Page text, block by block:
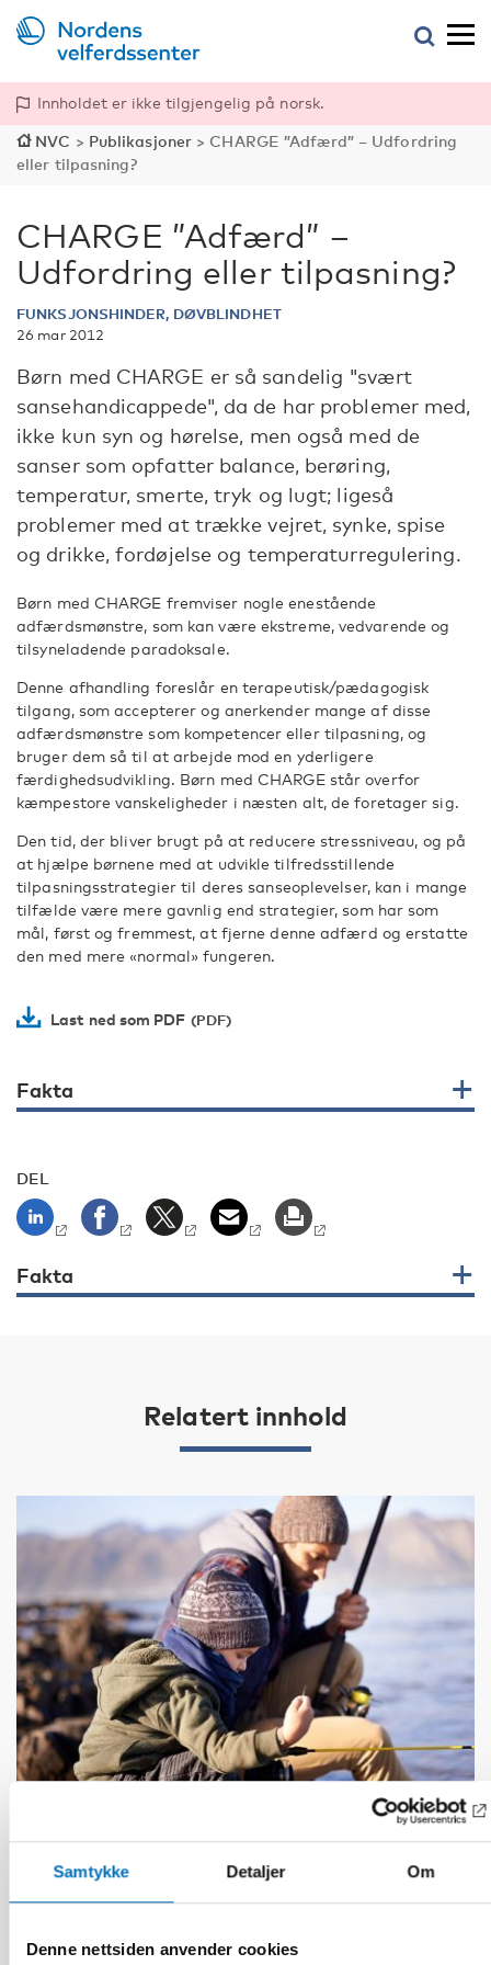
Samtykke Detaljer Om
Denne nettsiden anvender cookies
Innholdet er ikke tilgjengelig på norsk.
NVC > Publikasjoner > CHARGE ”Adfærd” – Udfordring
eller tilpasning?
CHARGE ”Adfærd” –
Udfordring eller tilpasning?
FUNKSJONSHINDER, DØVBLINDHET
26 mar 2012
Børn med CHARGE er så sandelig "svært
sansehandicappede", da de har problemer med,
ikke kun syn og hørelse, men også med de
sanser som opfatter balance, berøring,
temperatur, smerte, tryk og lugt; ligeså
problemer med at trække vejret, synke, spise
og drikke, fordøjelse og temperaturregulering.
Børn med CHARGE fremviser nogle enestående
adfærdsmønstre, som kan være ekstreme, vedvarende og
tilsyneladende paradoksale.
Denne afhandling foreslår en terapeutisk/pædagogisk
tilgang, som accepterer og anerkender mange af disse
adfærdsmønstre som kompetencer eller tilpasning, og
bruger dem så til at arbejde mod en yderligere
færdighedsudvikling. Børn med CHARGE står overfor
kæmpestore vanskeligheder i næsten alt, de foretager sig.
Den tid, der bliver brugt på at reducere stressniveau, og på
at hjælpe børnene med at udvikle tilfredsstillende
tilpasningsstrategier til deres sanseoplevelser, kan i mange
tilfælde være mere gavnlig end strategier, som har som
mål, først og fremmest, at fjerne denne adfærd og erstatte
den med mere «normal» fungeren.
Last ned som PDF
Fakta
DEL
Fakta
Relatert innhold
DØVBLINDHET
1 feb 2023
Tactile transition – experiences shared by